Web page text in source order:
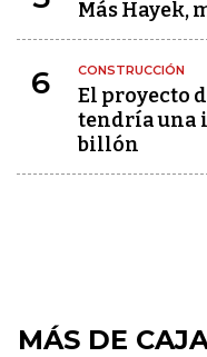
Más Hayek,
6 CONSTRUCCIÓN
El proyecto
tendría una
billón
MÁS DE